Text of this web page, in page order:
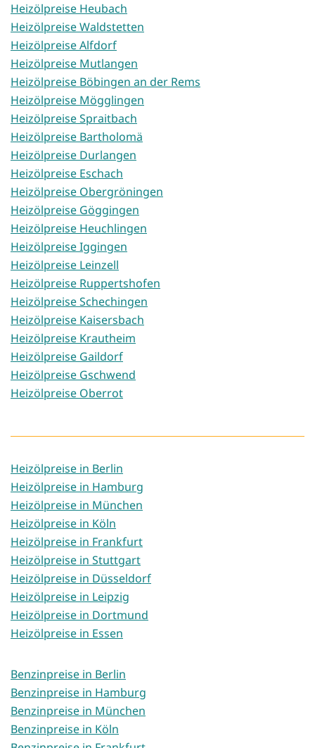
Heizölpreise Heubach
Heizölpreise Waldstetten
Heizölpreise Alfdorf
Heizölpreise Mutlangen
Heizölpreise Böbingen an der Rems
Heizölpreise Mögglingen
Heizölpreise Spraitbach
Heizölpreise Bartholomä
Heizölpreise Durlangen
Heizölpreise Eschach
Heizölpreise Obergröningen
Heizölpreise Göggingen
Heizölpreise Heuchlingen
Heizölpreise Iggingen
Heizölpreise Leinzell
Heizölpreise Ruppertshofen
Heizölpreise Schechingen
Heizölpreise Kaisersbach
Heizölpreise Krautheim
Heizölpreise Gaildorf
Heizölpreise Gschwend
Heizölpreise Oberrot
Heizölpreise in Berlin
Heizölpreise in Hamburg
Heizölpreise in München
Heizölpreise in Köln
Heizölpreise in Frankfurt
Heizölpreise in Stuttgart
Heizölpreise in Düsseldorf
Heizölpreise in Leipzig
Heizölpreise in Dortmund
Heizölpreise in Essen
Benzinpreise in Berlin
Benzinpreise in Hamburg
Benzinpreise in München
Benzinpreise in Köln